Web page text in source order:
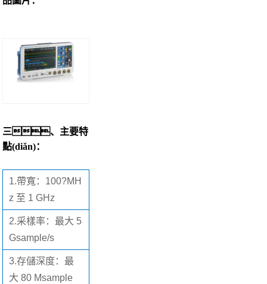
三、主要特
點(diǎn)：
1.帶寬：100?MH
z 至 1 GHz
2.采樣率：最大 5
Gsample/s
3.存儲深度：最
大 80 Msample